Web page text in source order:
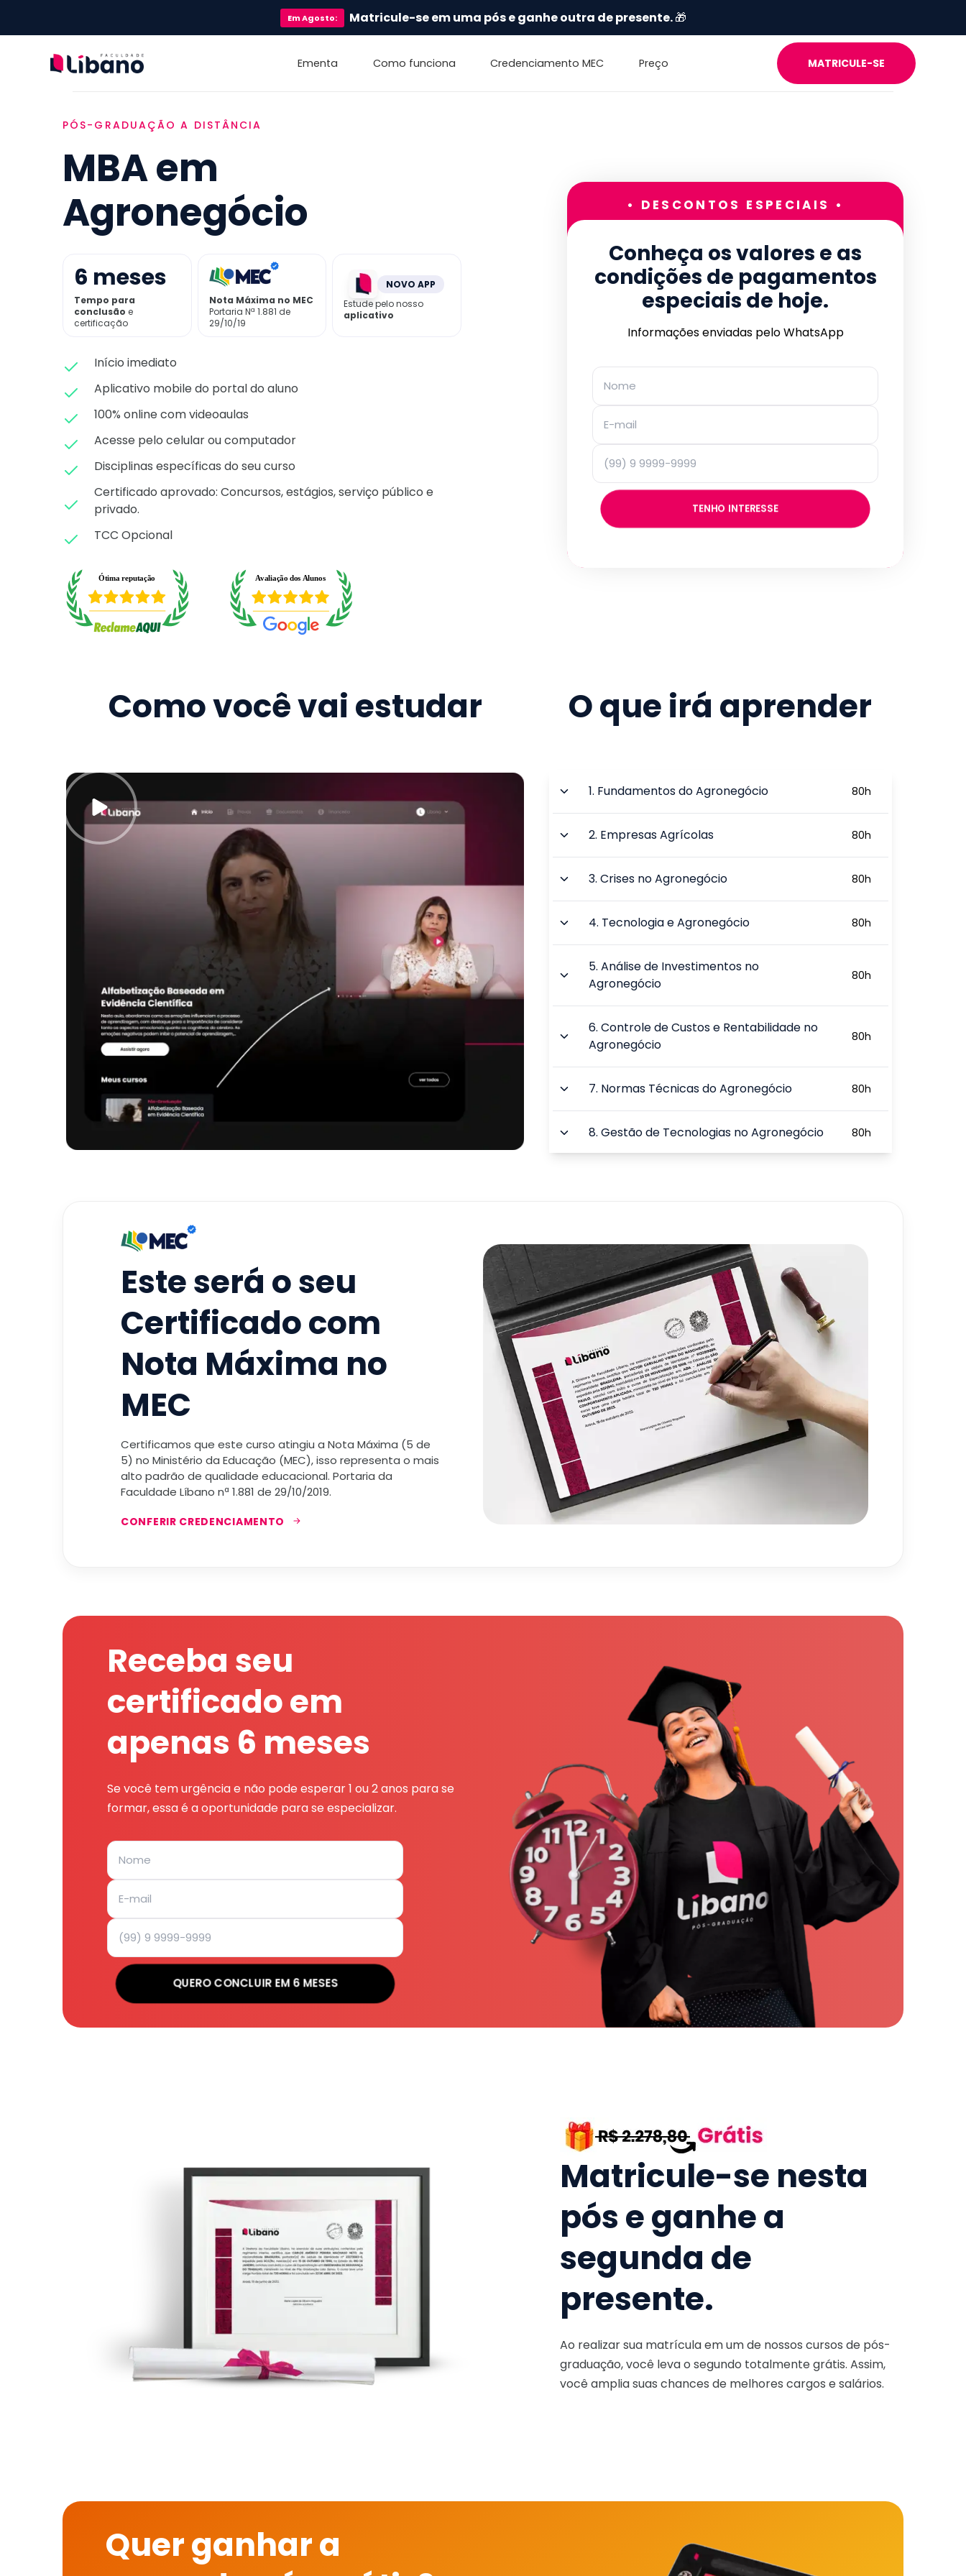
EmAgosto: Matricule-se em uma pós e ganhe outra de presente.🎁
Ementa Como funciona Credenciamento MEC Preço MATRICULE-SE
PÓS-GRADUAÇÃO A DISTÂNCIA
MBA em
Agronegócio
6 meses
Tempo para
conclusão e
certificação
Nota Máxima no MEC
Portaria Nª 1.881 de
29/10/19
NOVO APP
Estude pelo nosso
aplicativo
Início imediato
Aplicativo mobile do portal do aluno
100% online com videoaulas
Acesse pelo celular ou computador
Disciplinas específicas do seu curso
Certificado aprovado: Concursos, estágios, serviço público e
privado.
TCC Opcional
• DESCONTOS ESPECIAIS •
Conheça os valores e as
condições de pagamentos
especiais de hoje.
Informações enviadas pelo WhatsApp
TENHO INTERESSE
Como você vai estudar O que irá aprender
1. Fundamentos do Agronegócio 80h
2. Empresas Agrícolas 80h
3.Crises no Agronegócio 80h
4. Tecnologia e Agronegócio 80h
5.Análise de Investimentos no
Agronegócio
80h
6.Controle de Custos e Rentabilidade no
Agronegócio
80h
7. Normas Técnicas do Agronegócio 80h
8.Gestão de Tecnologias no Agronegócio 80h
Este será o seu
Certificado com
Nota Máxima no
MEC
Certificamos que este curso atingiu a Nota Máxima (5 de
5) no Ministério da Educação (MEC), isso representa o mais
alto padrão de qualidade educacional. Portaria da
Faculdade Líbano nª 1.881 de 29/10/2019.
CONFERIR CREDENCIAMENTO
Receba seu
certificado em
apenas 6 meses
Se você tem urgência e não pode esperar 1 ou 2 anos para se
formar, essa é a oportunidade para se especializar.
QUERO CONCLUIR EM 6 MESES
Matricule-se nesta
pós e ganhe a
segunda de
presente.
Ao realizar sua matrícula em um de nossos cursos de pós-
graduação, você leva o segundo totalmente grátis. Assim,
você amplia suas chances de melhores cargos e salários.
Quer ganhar a